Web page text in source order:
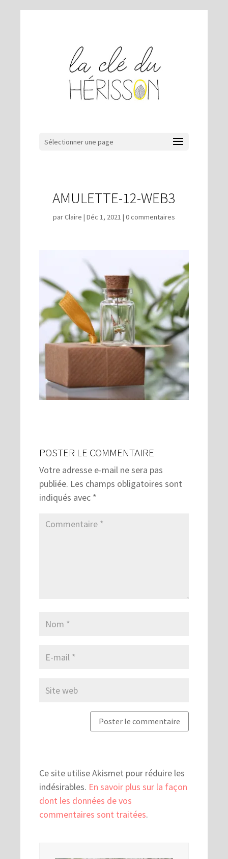
Sélectionner une page
AMULETTE-12-WEB3
parClaire | Déc 1, 2021 | 0 commentaires
POSTER LE COMMENTAIRE
Votre adresse e-mail ne sera pas
publiée. Les champs obligatoires sont
indiqués avec *
Ce site utilise Akismet pour réduire les
indésirables. En savoir plus sur la façon
dont les données de vos
commentaires sont traitées.